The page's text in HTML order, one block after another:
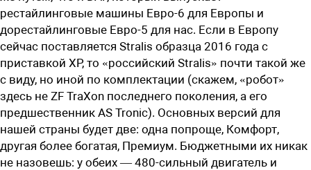
рестайлинговые машины Евро-6 для Европы и
дорестайлинговые Евро-5 для нас. Если в Европу
сейчас поставляется Stralis образца 2016 года с
приставкой XP, то «российский Stralis» почти такой же
с виду, но иной по комплектации (скажем, «робот»
здесь не ZF TraXon последнего поколения, а его
предшественник AS Tronic). Основных версий для
нашей страны будет две: одна попроще, Комфорт,
другая более богатая, Премиум. Бюджетными их никак
не назовешь: у обеих — 480-сильный двигатель и